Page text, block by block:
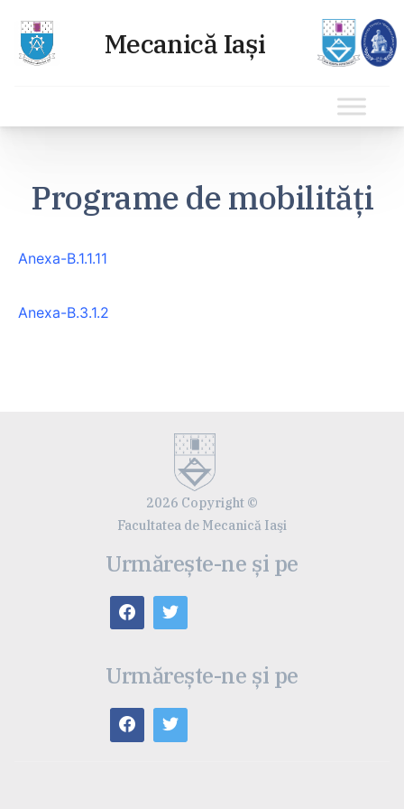
conținutPrograme de mobilități
Anexa-B.1.1.11
Anexa-B.3.1.2
2026 Copyright ©
Facultatea de Mecanică Iaşi
Urmărește-ne și pe
Urmărește-ne și pe